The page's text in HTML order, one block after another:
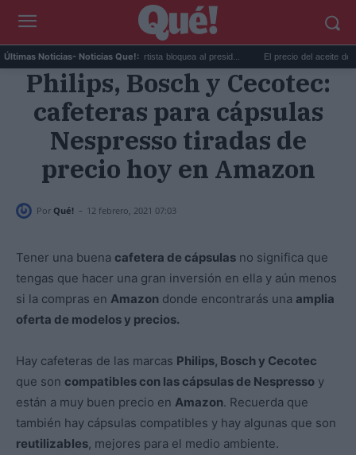
Últimas Noticias- Noticias Que!:
Taylor Swift y Trump: la artista bloquea al presid... El precio del aceite de
Philips, Bosch y Cecotec:
cafeteras para cápsulas
Nespresso tiradas de
precio hoy en Amazon
Por Qué! - 12 febrero, 2021 07:03
Tener una buena cafetera de cápsulas no significa que
tengas que hacer una gran inversión en ella y aún menos
si la compras en Amazon donde encontrarás una amplia
oferta de modelos y precios.
Hay cafeteras de las marcas Philips, Bosch y Cecotec
que son compatibles con las cápsulas de Nespresso y
están a muy buen precio en Amazon. Recuerda que
también hay cápsulas compatibles y hay algunas que son
reutilizables, mejores para el medio ambiente.